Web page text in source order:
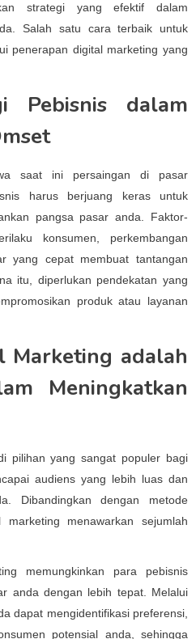
strategi yang efektif dalam
Salah satu cara terbaik untuk
penerapan digital marketing yang
Pebisnis dalam
saat ini persaingan di pasar
harus berjuang keras untuk
pangsa pasar anda. Faktor-
konsumen, perkembangan
yang cepat membuat tantangan
itu, diperlukan pendekatan yang
produk atau layanan
Marketing adalah
Meningkatkan
pilihan yang sangat populer bagi
audiens yang lebih luas dan
Dibandingkan dengan metode
marketing menawarkan sejumlah
memungkinkan para pebisnis
anda dengan lebih tepat. Melalui
dapat mengidentifikasi preferensi,
potensial anda, sehingga